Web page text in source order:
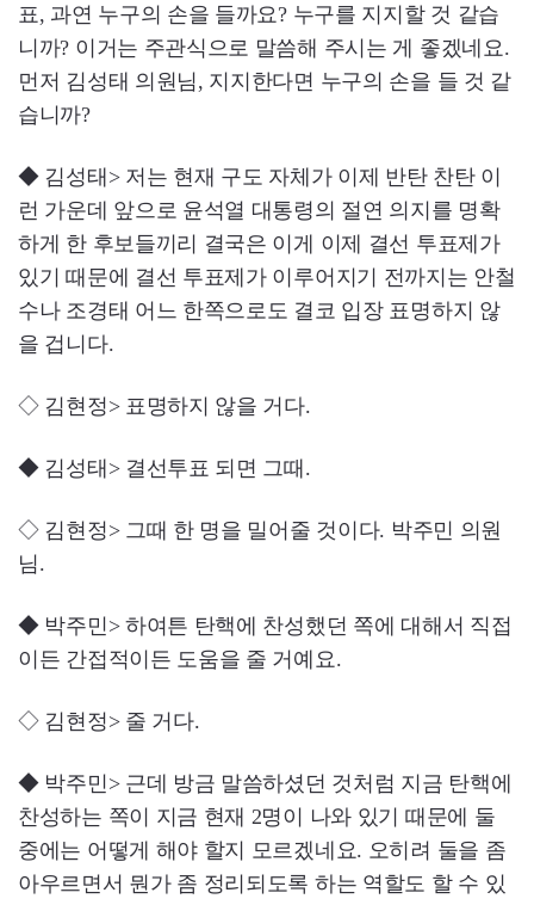
표, 과연 누구의 손을 들까요? 누구를 지지할 것 같습
니까? 이거는 주관식으로 말씀해 주시는 게 좋겠네요.
먼저 김성태 의원님, 지지한다면 누구의 손을 들 것 같
습니까?
◆ 김성태> 저는 현재 구도 자체가 이제 반탄 찬탄 이
런 가운데 앞으로 윤석열 대통령의 절연 의지를 명확
하게 한 후보들끼리 결국은 이게 이제 결선 투표제가
있기 때문에 결선 투표제가 이루어지기 전까지는 안철
수나 조경태 어느 한쪽으로도 결코 입장 표명하지 않
을 겁니다.
◇ 김현정> 표명하지 않을 거다.
◆ 김성태> 결선투표 되면 그때.
◇ 김현정> 그때 한 명을 밀어줄 것이다. 박주민 의원
님.
◆ 박주민> 하여튼 탄핵에 찬성했던 쪽에 대해서 직접
이든 간접적이든 도움을 줄 거예요.
◇ 김현정> 줄 거다.
◆ 박주민> 근데 방금 말씀하셨던 것처럼 지금 탄핵에
찬성하는 쪽이 지금 현재 2명이 나와 있기 때문에 둘
중에는 어떻게 해야 할지 모르겠네요. 오히려 둘을 좀
아우르면서 뭔가 좀 정리되도록 하는 역할도 할 수 있